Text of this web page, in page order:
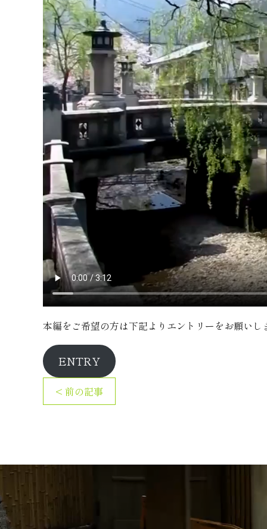
本編をご希望の方は下記よりエントリーをお願いし
ENTRY
< 前の記事